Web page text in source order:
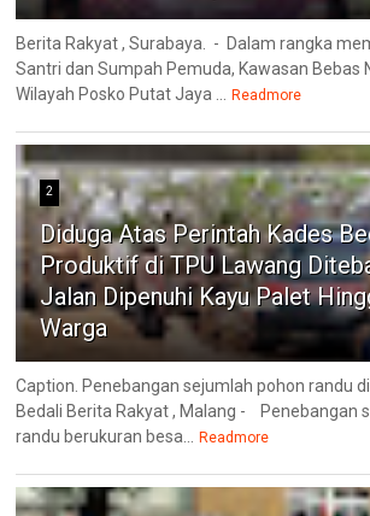
Berita Rakyat , Surabaya. - Dalam rangka
Santri dan Sumpah Pemuda, Kawasan Bebas
Wilayah Posko Putat Jaya ... Readmore
2
Diduga Atas Perintah Kades
Produktif di TPU Lawang
Jalan Dipenuhi Kayu Palet
Warga
Caption. Penebangan sejumlah pohon randu
Bedali Berita Rakyat , Malang - Penebangan
randu berukuran besa... Readmore